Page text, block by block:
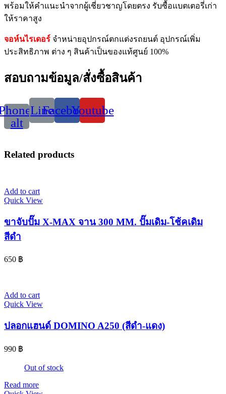
พร้อมให้คำแนะนำจากผู้เชี่ยวชาญโดยตรง รับซื้อแบตเตอรี่เก่า
ให้ราคาสูง
จอห์นไรเดอร์ จำหน่ายอุปกรณ์ตกแต่งรถยนต์ อุปกรณ์เพิ่ม
ประสิทธิภาพ ต่าง ๆ สินค้าเป็นของแท้ศูนย์ 100%
สอบถามข้อมูล/สั่งซื้อสินค้า
alt
LineFacebookYoutube
Related products
Add to cart
Quick View
ขาจับปั๊ม X-MAX จาน 300 MM. ปั๊มเดิม-โช้คเดิม
สีดำ
650 ฿
Add to cart
Quick View
ปลอกแฮนด์ DOMINO A250 (สีดำ-แดง)
990 ฿
Out of stock
Read more